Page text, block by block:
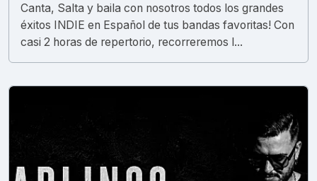
Canta, Salta y baila con nosotros todos los grandes
éxitos INDIE en Español de tus bandas favoritas! Con
casi 2 horas de repertorio, recorreremos l...